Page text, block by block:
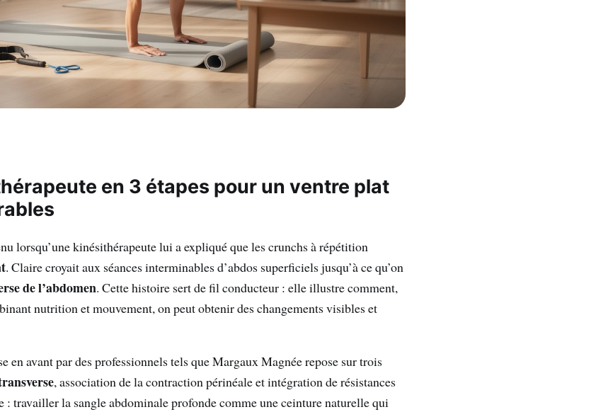
en 3 étapes pour un ventre plat
lorsqu’une kinésithérapeute lui a expliqué que les crunchs à répétition
. Claire croyait aux séances interminables d’abdos superficiels jusqu’à ce qu’on
de l’abdomen. Cette histoire sert de fil conducteur : elle illustre comment,
nutrition et mouvement, on peut obtenir des changements visibles et
en avant par des professionnels tels que Margaux Magnée repose sur trois
, association de la contraction périnéale et intégration de résistances
travailler la sangle abdominale profonde comme une ceinture naturelle qui